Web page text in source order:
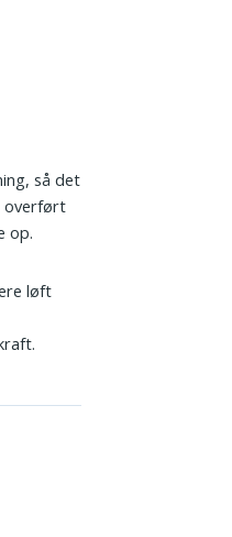
så det
overført
op.
løft